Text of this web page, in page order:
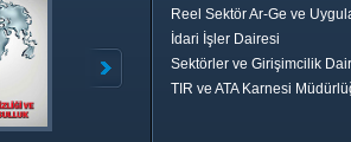
Reel Sektör Ar-Ge ve
İdari İşler Dairesi
Sektörler ve Girişimcilik
TIR ve ATA Karnesi